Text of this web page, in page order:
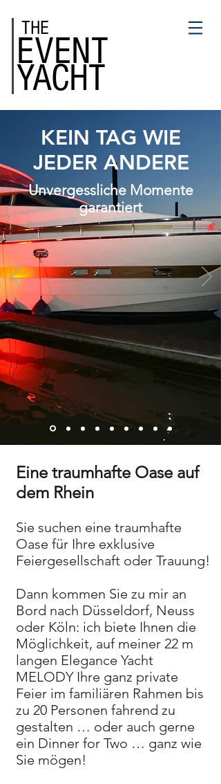
THE
EVENT
YACHT
KEIN TAG WIE
JEDER ANDERE
Unvergessliche Momente
garantiert
Eine traumhafte Oase auf
dem Rhein
Sie suchen eine traumhafte
Oase für Ihre exklusive
Feiergesellschaft oder Trauung!
Dann kommen Sie zu mir an
Bord nach Düsseldorf, Neuss
oder Köln: ich biete Ihnen die
Möglichkeit, auf meiner 22 m
langen Elegance Yacht
MELODY Ihre ganz private
Feier im familiären Rahmen bis
zu 20 Personen fahrend zu
gestalten … oder auch gerne
ein Dinner for Two … ganz wie
Sie mögen!